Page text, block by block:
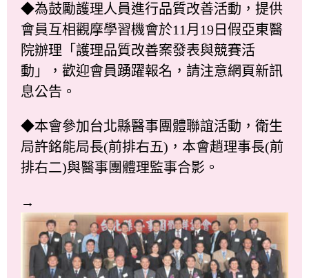
◆為鼓勵護理人員進行品質改善活動，提供
會員互相觀摩學習機會於11月19日假亞東醫
院辦理「護理品質改善案發表與競賽活
動」，歡迎會員踴躍報名，請注意網頁新訊
息公告。
◆本會參加台北縣醫事團體聯誼活動，衛生
局許銘能局長(前排右五)，本會趙理事長(前
排右二)與醫事團體理監事合影。
→